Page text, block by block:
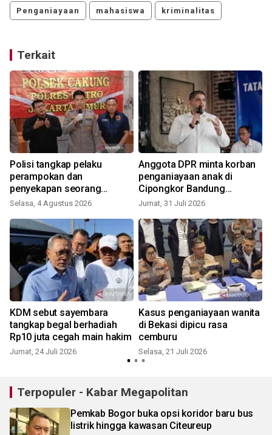
Penganiayaan mahasiswa kriminalitas
Terkait
Polisi tangkap pelaku
perampokan dan
penyekapan seorang
perempuan lansia di Cakung
Selasa, 4 Agustus 2026
Anggota DPR minta korban
penganiayaan anak di
Cipongkor Bandung
dilindungi
Jumat, 31 Juli 2026
KDM sebut sayembara
tangkap begal berhadiah
Rp10 juta cegah main hakim
Jumat, 24 Juli 2026
Kasus penganiayaan wanita
di Bekasi dipicu rasa
cemburu
Selasa, 21 Juli 2026
Terpopuler - Kabar Megapolitan
Pemkab Bogor buka opsi koridor baru bus
listrik hingga kawasan Citeureup